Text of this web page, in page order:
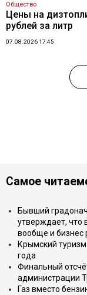
Общество
Цены на
рублей за литр
07.08.2026 17:45
Самое
Бывший
утверждает, что
вообще и бизнес
Крымский
года
Финальный
администрации
Газ вместо